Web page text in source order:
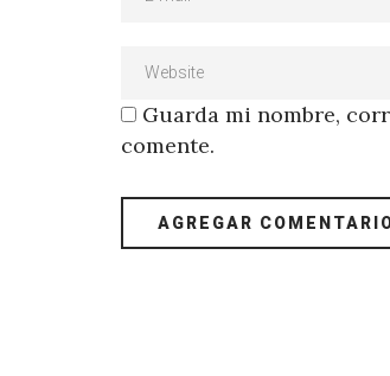
Guarda mi nombre,
comente.